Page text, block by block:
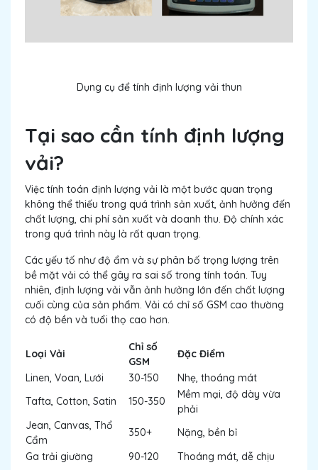
Dụng cụ để tính định lượng vải thun
Tại sao cần tính định lượng
vải?
Việc tính toán định lượng vải là một bước quan trọng
không thể thiếu trong quá trình sản xuất, ảnh hưởng đến
chất lượng, chi phí sản xuất và doanh thu. Độ chính xác
trong quá trình này là rất quan trọng.
Các yếu tố như độ ẩm và sự phân bố trọng lượng trên
bề mặt vải có thể gây ra sai số trong tính toán. Tuy
nhiên, định lượng vải vẫn ảnh hưởng lớn đến chất lượng
cuối cùng của sản phẩm. Vải có chỉ số GSM cao thường
có độ bền và tuổi thọ cao hơn.
Loại Vải
Chỉ số
GSM
Đặc Điểm
Linen, Voan, Lưới
30-150
Nhẹ, thoáng mát
Tafta, Cotton, Satin
150-350
Mềm mại, độ dày vừa
phải
Jean, Canvas, Thổ
Cẩm
350+
Nặng, bền bỉ
Ga trải giường
90-120 Thoáng mát, dễ chịu